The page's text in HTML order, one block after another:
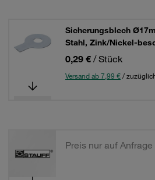
Sicherungsblech
Stahl, Zink/Nickel-
0,29 € / Stück
Versand ab 7,99 €/
Preis nur auf